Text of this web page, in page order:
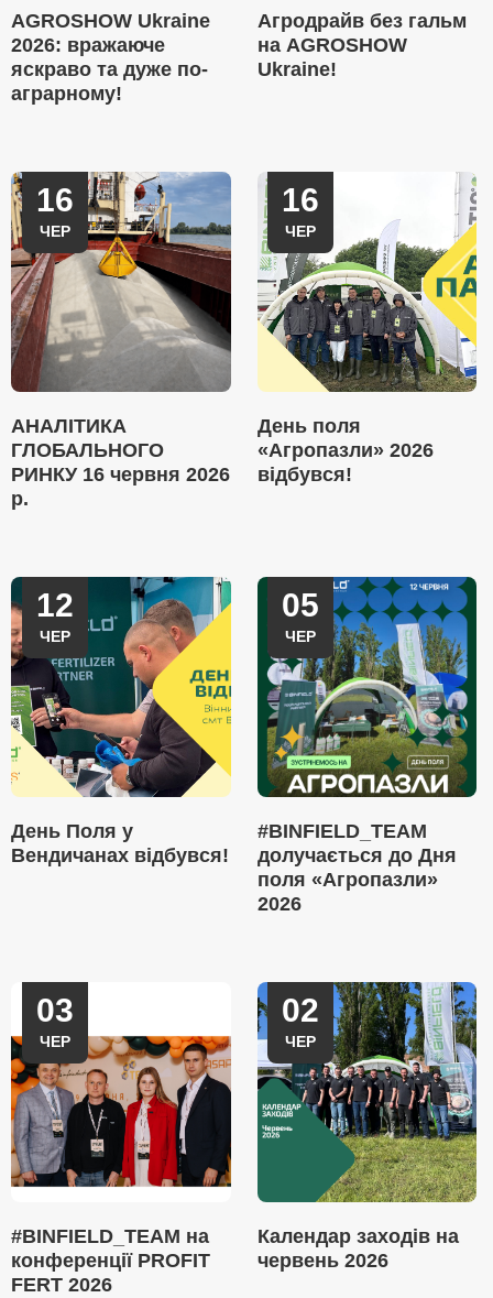
AGROSHOW Ukraine
2026: вражаюче
яскраво та дуже по-
аграрному!
Агродрайв без гальм
на AGROSHOW
Ukraine!
16
ЧЕР
АНАЛІТИКА
ГЛОБАЛЬНОГО
РИНКУ 16 червня 2026
р.
16
ЧЕР
День поля
«Агропазли» 2026
відбувся!
12
ЧЕР
День Поля у
Вендичанах відбувся!
05
ЧЕР
#BINFIELD_TEAM
долучається до Дня
поля «Агропазли»
2026
03
ЧЕР
#BINFIELD_TEAM на
конференції PROFIT
FERT 2026
02
ЧЕР
Календар заходів на
червень 2026